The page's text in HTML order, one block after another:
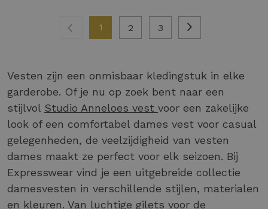
1 2 3
Vesten zijn een onmisbaar kledingstuk in elke
garderobe. Of je nu op zoek bent naar een
stijlvol Studio Anneloes vest voor een zakelijke
look of een comfortabel dames vest voor casual
gelegenheden, de veelzijdigheid van vesten
dames maakt ze perfect voor elk seizoen. Bij
Expresswear vind je een uitgebreide collectie
damesvesten in verschillende stijlen, materialen
en kleuren. Van luchtige gilets voor de